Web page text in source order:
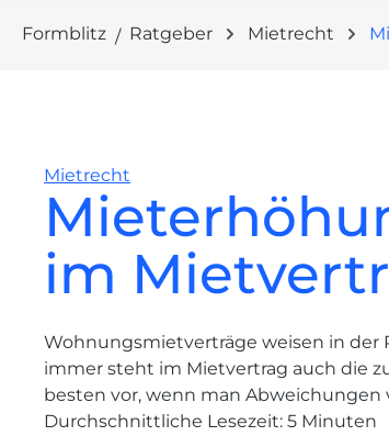
Formblitz Ratgeber Mietrecht
Mietrecht
im
Wohnungsmietverträge weisen in der
immer steht im Mietvertrag auch die
besten vor, wenn man Abweichungen
Durchschnittliche Lesezeit: 5 Minuten